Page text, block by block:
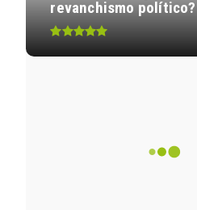
revanchismo político?